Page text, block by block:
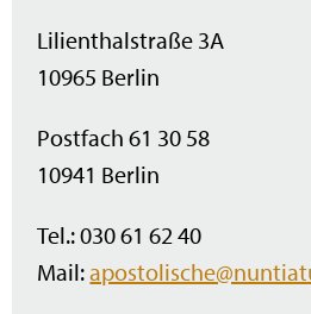
Lilienthalstraße 3A
10965 Berlin
Postfach 61 30 58
10941 Berlin
Tel.: 030 61 62 40
Mail: